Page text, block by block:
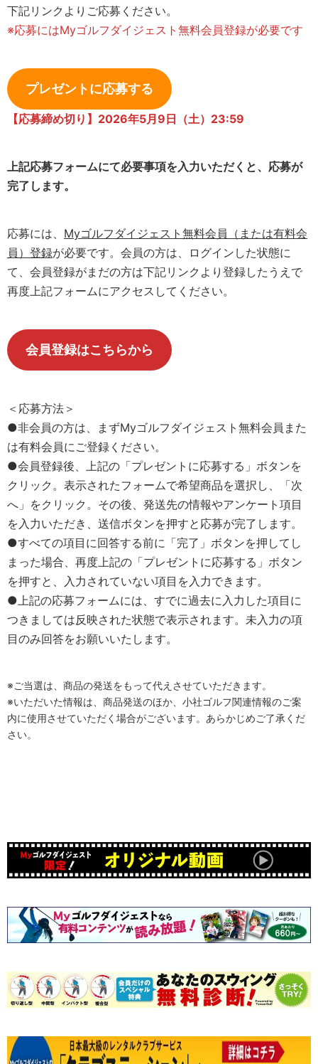
下記リンクよりご応募ください。
※応募にはMyゴルフダイジェスト無料会員登録が必要です
プレゼントに応募する
【応募締め切り】2026年5月 9日（土）23:59
上記応募フォームにて必要事項を入力いただくと、応募が
完了します。
応募には、 Myゴルフダイジェスト無料会員（または有料会
員）登録が必要です。会員の方は、ログインした状態に
て、会員登録がまだの方は下記リンクより登録したうえで
再度上記フォームにアクセスしてください。
会員登録はこちらから
＜応募方法＞
●非会員の方は、まずMyゴルフダイジェスト無料会員また
は有料会員にご登録ください。
●会員登録後、上記の「プレゼントに応募する」ボタンを
クリック。表示されたフォームで希望商品を選択し、「次
へ」をクリック。その後、発送先の情報やアンケート項目
を入力いただき、送信ボタンを押すと応募が完了します。
●すべての項目に回答する前に「完了」ボタンを押してし
まった場合、再度上記の「プレゼントに応募する」ボタン
を押すと、入力されていない項目を入力できます。
●上記の応募フォームには、すでに過去に入力した項目に
つきましては反映された状態で表示されます。未入力の項
目のみ回答をお願いいたします。
※ご当選は、商品の発送をもって代えさせていただきます。
※いただいた情報は、商品発送のほか、小社ゴルフ関連情報のご案
内に使用させていただく場合がございます。あらかじめご了承くだ
さい。